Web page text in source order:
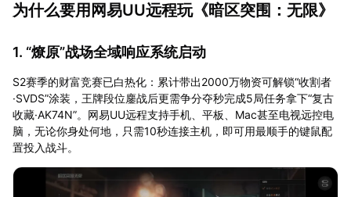
为什么要用网易UU远程玩《暗区突围：无限》
1. “燎原”战场全域响应系统启动
S2赛季的财富竞赛已白热化：累计带出2000万物资可解锁“收割者
·SVDS”涂装，王牌段位鏖战后更需争分夺秒完成5局任务拿下“复古
收藏·AK74N”。网易UU远程支持手机、平板、Mac甚至电视远控电
脑，无论你身处何地，只需10秒连接主机，即可用最顺手的键鼠配
置投入战斗。